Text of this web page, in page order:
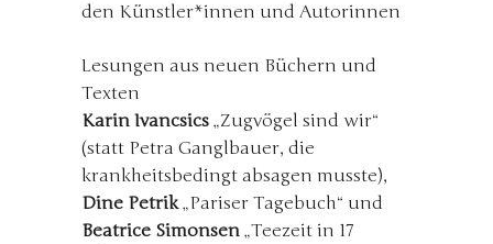
den Künstler*innen und Autorinnen
Lesungen aus neuen Büchern und
Texten
Karin Ivancsics „Zugvögel sind wir“
(statt Petra Ganglbauer, die
krankheitsbedingt absagen musste),
Dine Petrik„Pariser Tagebuch“ und
Beatrice Simonsen „Teezeit in 17